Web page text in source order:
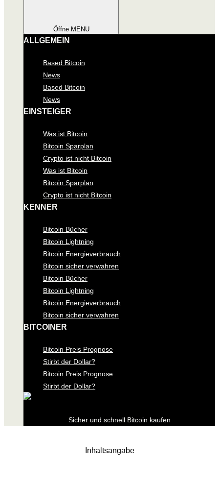
Öffne MENU
ALLGEMEIN
Based Bitcoin
News
Based Bitcoin
News
EINSTEIGER
Was ist Bitcoin
Bitcoin Sparplan
Crypto ist nicht Bitcoin
Was ist Bitcoin
Bitcoin Sparplan
Crypto ist nicht Bitcoin
KENNER
Bitcoin Bücher
Bitcoin Lightning
Bitcoin Energieverbrauch
Bitcoin sicher verwahren
Bitcoin Bücher
Bitcoin Lightning
Bitcoin Energieverbrauch
Bitcoin sicher verwahren
BITCOINER
Bitcoin Preis Prognose
Stirbt der Dollar?
Bitcoin Preis Prognose
Stirbt der Dollar?
Sicher und schnell Bitcoin kaufen
Inhaltsangabe